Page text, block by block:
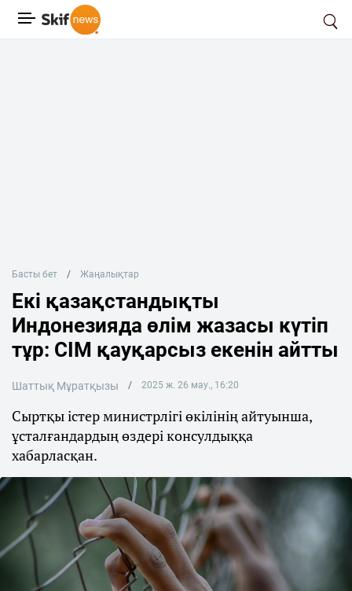
Басты бет Жаңалықтар
Екі қазақстандықты
Индонезияда өлім жазасы күтіп
тұр: СІМ қауқарсыз екенін айтты
Шаттық Мұратқызы 2025 ж. 26 мау., 16:20
Сыртқы істер министрлігі өкілінің айтуынша,
ұсталғандардың өздері консулдыққа
хабарласқан.